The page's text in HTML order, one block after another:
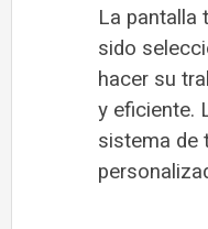
La pantalla
sido
hacer su
y eficiente.
sistema de